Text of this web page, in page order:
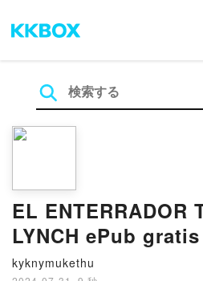
EL ENTERRADOR
LYNCH ePub gratis
kyknymukethu